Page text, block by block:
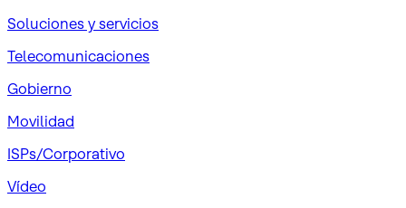
Soluciones y servicios
Telecomunicaciones
Gobierno
Movilidad
ISPs/Corporativo
Vídeo